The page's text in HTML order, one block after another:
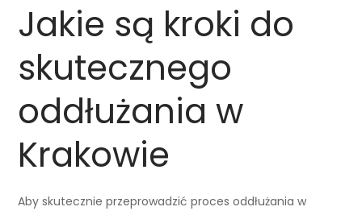
Jakie są kroki do
skutecznego
oddłużania w
Krakowie
Aby skutecznie przeprowadzić proces oddłużania w